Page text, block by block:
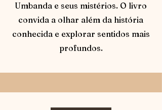
Umbanda e seus mistérios. O livro
convida a olhar além da história
conhecida e explorar sentidos mais
profundos.